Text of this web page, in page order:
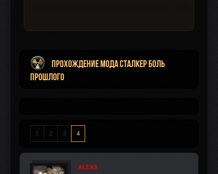
Прохождение мода Сталкер Боль
Прошлого
1 2 3 4
ALEXS